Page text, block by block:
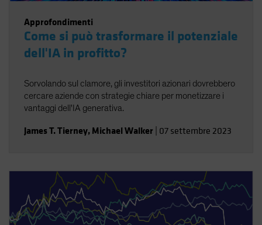
Approfondimenti
Come si può trasformare il potenziale
dell'IA in profitto?
Sorvolando sul clamore, gli investitori azionari dovrebbero
cercare aziende con strategie chiare per monetizzare i
vantaggi dell'IA generativa.
James T. Tierney, Michael Walker 07 settembre 2023